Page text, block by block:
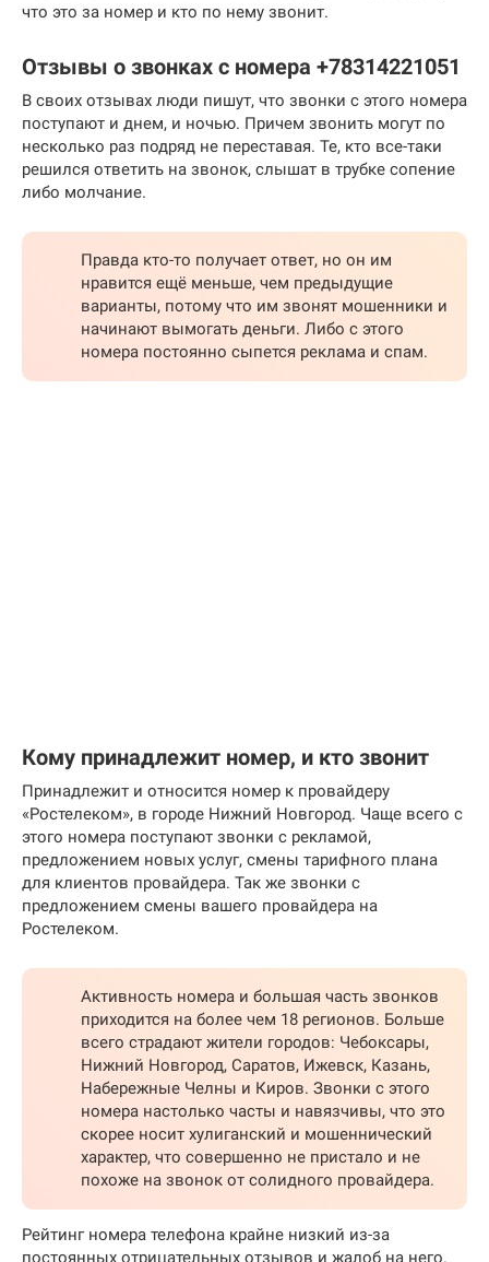
что это за номер и кто по нему звонит.
Отзывы о звонках с номера +78314221051
В своих отзывах люди пишут, что звонки с этого номера
поступают и днем, и ночью. Причем звонить могут по
несколько раз подряд не переставая. Те, кто все-таки
решился ответить на звонок, слышат в трубке сопение
либо молчание.
Правда кто-то получает ответ, но он им
нравится ещё меньше, чем предыдущие
варианты, потому что им звонят мошенники и
начинают вымогать деньги. Либо с этого
номера постоянно сыпется реклама и спам.
Кому принадлежит номер, и кто звонит
Принадлежит и относится номер к провайдеру
«Ростелеком», в городе Нижний Новгород. Чаще всего с
этого номера поступают звонки с рекламой,
предложением новых услуг, смены тарифного плана
для клиентов провайдера. Так же звонки с
предложением смены вашего провайдера на
Ростелеком.
Активность номера и большая часть звонков
приходится на более чем 18 регионов. Больше
всего страдают жители городов: Чебоксары,
Нижний Новгород, Саратов, Ижевск, Казань,
Набережные Челны и Киров. Звонки с этого
номера настолько часты и навязчивы, что это
скорее носит хулиганский и мошеннический
характер, что совершенно не пристало и не
похоже на звонок от солидного провайдера.
Рейтинг номера телефона крайне низкий из-за
постоянных отрицательных отзывов и жалоб на него.